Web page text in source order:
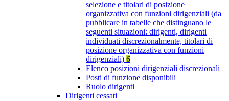
selezione e titolari di posizione
organizzativa con funzioni dirigenziali (da
pubblicare in tabelle che distinguano le
seguenti situazioni: dirigenti, dirigenti
individuati discrezionalmente, titolari di
posizione organizzativa con funzioni
dirigenziali) 6
Elenco posizioni dirigenziali discrezionali
Posti di funzione disponibili
Ruolo dirigenti
Dirigenti cessati